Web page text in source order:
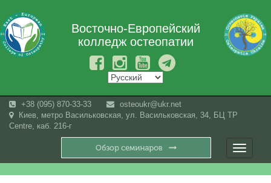
Восточно-Европейский
колледж остеопатии
+38 (095) 870-33-33
osteoukr@ukr.net
Киев, метро Васильковская, ул. Васильковская, 34, БЦ TP
Centre, каб. 216-г
Toggle